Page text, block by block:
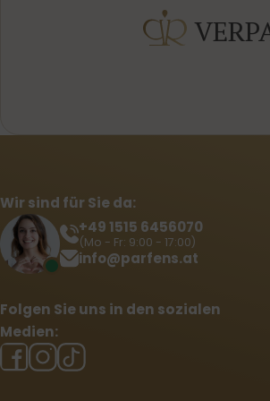
Wir sind für Sie da:
+49 1515 6456070
(Mo - Fr: 9:00 - 17:00)
info@parfens.at
Folgen Sie uns in den sozialen
Medien: